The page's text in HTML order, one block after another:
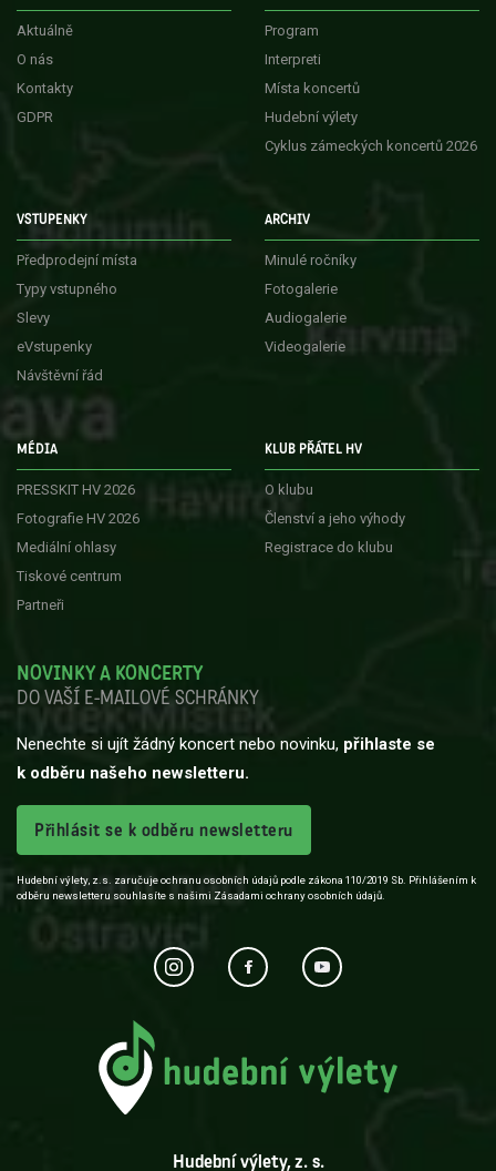
Aktuálně
O nás
Kontakty
GDPR
Program
Interpreti
Místa koncertů
Hudební výlety
Cyklus zámeckých koncertů 2026
VSTUPENKY
Předprodejní místa
Typy vstupného
Slevy
eVstupenky
Návštěvní řád
ARCHIV
Minulé ročníky
Fotogalerie
Audiogalerie
Videogalerie
MÉDIA
PRESSKIT HV 2026
Fotografie HV 2026
Mediální ohlasy
Tiskové centrum
Partneři
KLUB PŘÁTEL HV
O klubu
Členství a jeho výhody
Registrace do klubu
NOVINKY A KONCERTY
DO VAŠÍ E-MAILOVÉ SCHRÁNKY
Nenechte si ujít žádný koncert nebo novinku, přihlaste se
k odběru našeho newsletteru.
Přihlásit se k odběru newsletteru
Hudební výlety, z.s. zaručuje ochranu osobních údajů podle zákona 110/2019 Sb. Přihlášením k
odběru newsletteru souhlasíte s našimi Zásadami ochrany osobních údajů.
Hudební výlety, z. s.